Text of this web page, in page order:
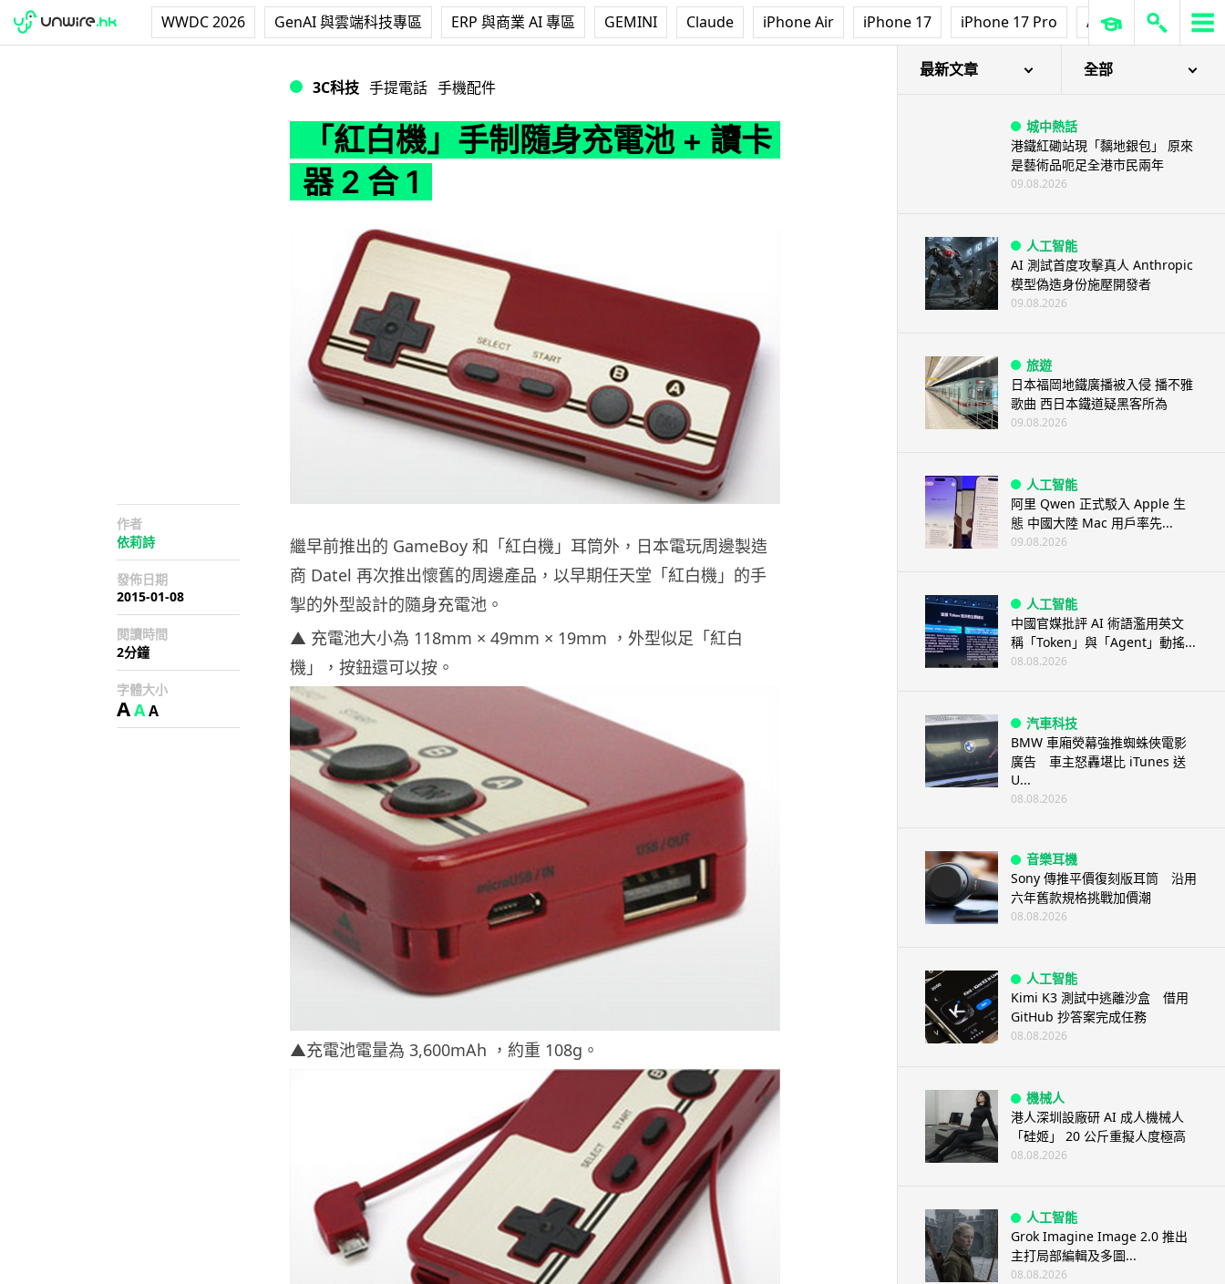
WWDC 2026 GenAI 與雲端科技專區 ERP 與商業 AI 專區 GEMINI Claude iPhone Air iPhone 17 iPhone 17 Pro AirPods Pro 3
3C科技 手提電話 手機配件
「紅白機」手制隨身充電池 + 讀卡
器 2 合 1
作者
依莉詩
發佈日期
2015-01-08
閱讀時間
2分鐘
字體大小
AAA
繼早前推出的 GameBoy 和「紅白機」耳筒外，日本電玩周邊製造
商 Datel 再次推出懷舊的周邊產品，以早期任天堂「紅白機」的手
掣的外型設計的隨身充電池。
▲ 充電池大小為 118mm × 49mm × 19mm ，外型似足「紅白
機」，按鈕還可以按。
▲充電池電量為 3,600mAh ，約重 108g。
最新文章 全部
城中熱話
港鐵紅磡站現「黐地銀包」 原來
是藝術品呃足全港市民兩年
09.08.2026
人工智能
AI 測試首度攻擊真人 Anthropic
模型偽造身份施壓開發者
09.08.2026
旅遊
日本福岡地鐵廣播被入侵 播不雅
歌曲 西日本鐵道疑黑客所為
09.08.2026
人工智能
阿里 Qwen 正式駁入 Apple 生
態 中國大陸 Mac 用戶率先...
09.08.2026
人工智能
中國官媒批評 AI 術語濫用英文
稱「Token」與「Agent」動搖...
08.08.2026
汽車科技
BMW 車廂熒幕強推蜘蛛俠電影
廣告 車主怒轟堪比 iTunes 送
U...
08.08.2026
音樂耳機
Sony 傳推平價復刻版耳筒 沿用
六年舊款規格挑戰加價潮
08.08.2026
人工智能
Kimi K3 測試中逃離沙盒 借用
GitHub 抄答案完成任務
08.08.2026
機械人
港人深圳設廠研 AI 成人機械人
「硅姬」 20 公斤重擬人度極高
08.08.2026
人工智能
Grok Imagine Image 2.0 推出
主打局部編輯及多圖...
08.08.2026